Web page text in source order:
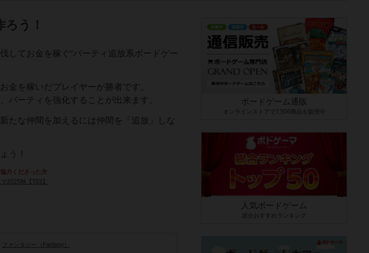
う！
してお金を稼ぐ“パーティ追放系ボードゲー
金を稼いだプレイヤーが勝者です。
パーティを強化することが出来ます。
たな仲間を加えるには仲間を「追放」しな
う！
協力くださった方
2025秋【T03】
ファンタジー（Fantasy）
ボードゲーム通販
オンラインストアで7,500商品を販売中
人気ボードゲーム
総合おすすめランキング